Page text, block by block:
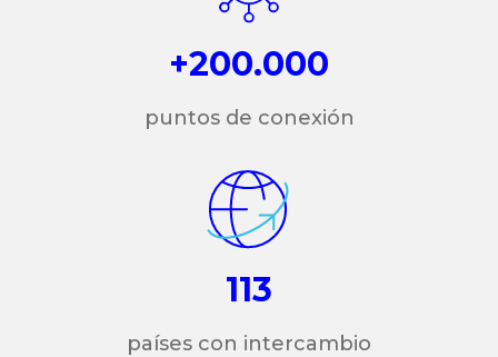
+200.000
puntos de conexión
113
países con intercambio